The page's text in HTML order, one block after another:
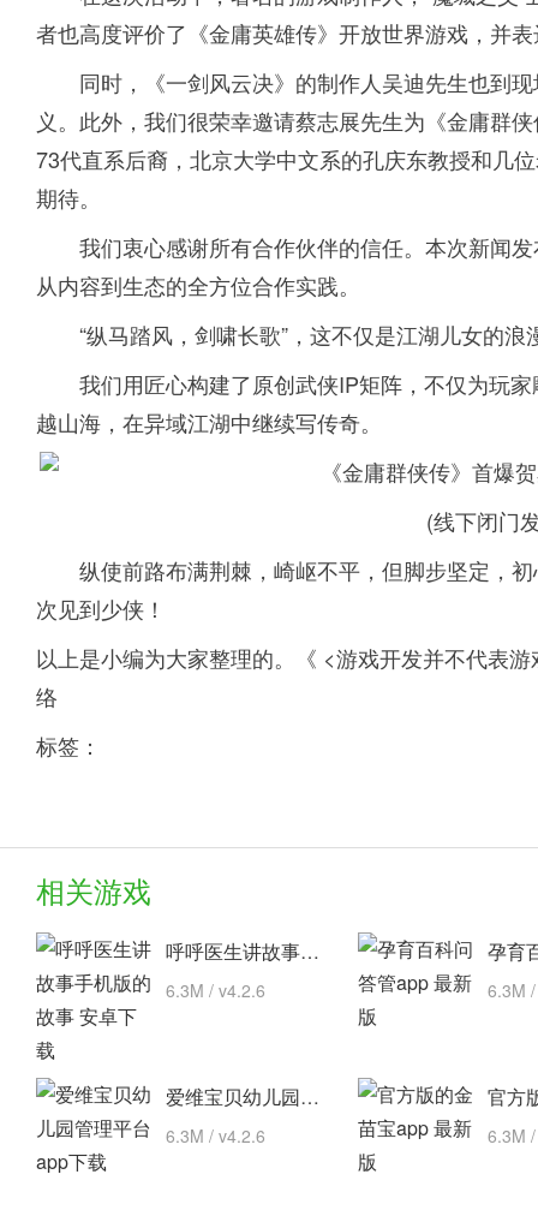
者也高度评价了《金庸英雄传》开放世界游戏，并
同时，《一剑风云决》的制作人吴迪先生也到
义。此外，我们很荣幸邀请蔡志展先生为《金庸群
73代直系后裔，北京大学中文系的孔庆东教授和几
期待。
我们衷心感谢所有合作伙伴的信任。本次新闻
从内容到生态的全方位合作实践。
“纵马踏风，剑啸长歌”，这不仅是江湖儿女的
我们用匠心构建了原创武侠IP矩阵，不仅为玩
越山海，在异域江湖中继续写传奇。
(线下闭门
纵使前路布满荆棘，崎岖不平，但脚步坚定，
次见到少侠！
以上是小编为大家整理的。《 <游戏开发并不代表
络
标签：
相关游戏
呼呼医生讲故事手机版的故事 安卓下载
6.3M / v4.2.6 6.3M
爱维宝贝幼儿园管理平台 app下载
6.3M / v4.2.6 6.3M